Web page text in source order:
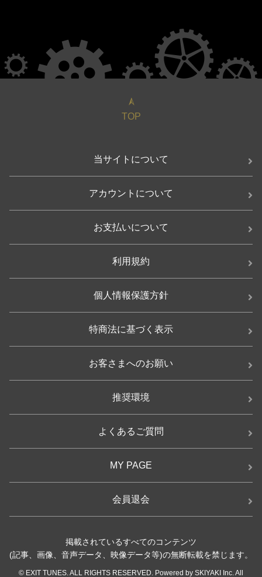
TOP
当サイトについて
アカウントについて
お支払いについて
利用規約
個人情報保護方針
特商法に基づく表示
お客さまへのお願い
推奨環境
よくあるご質問
MY PAGE
会員退会
掲載されているすべてのコンテンツ
(記事、画像、音声データ、映像データ等)の無断転載を禁じます。
© EXIT TUNES. ALL RIGHTS RESERVED. Powered by SKIYAKI Inc. All